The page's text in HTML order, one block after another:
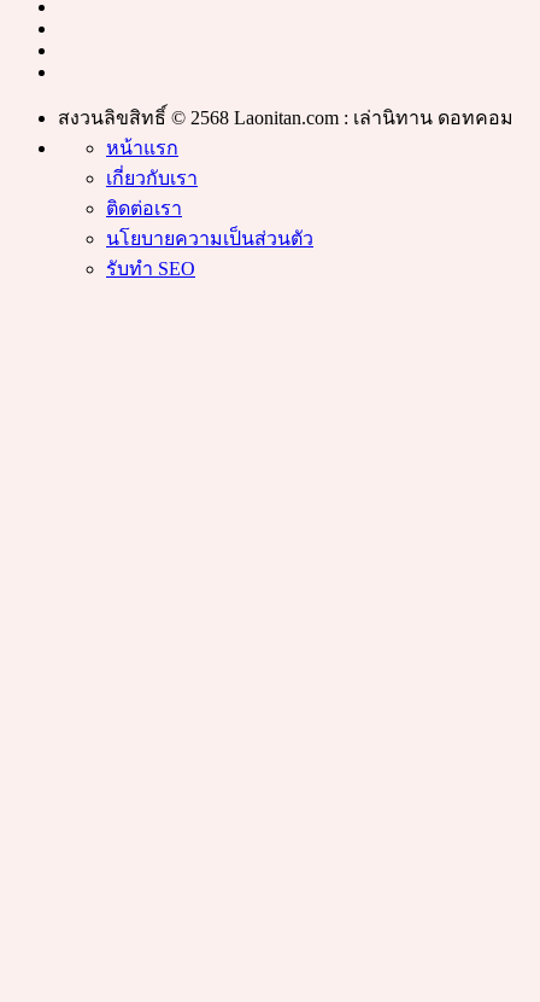
สงวนลิขสิทธิ์ © 2568 Laonitan.com : เล่านิทาน ดอทคอม
หน้าแรก
เกี่ยวกับเรา
ติดต่อเรา
นโยบายความเป็นส่วนตัว
รับทำ SEO